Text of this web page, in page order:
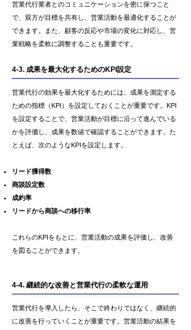
営業代行業者とのコミュニケーションを密に保つこと
で、双方が目標を共有し、営業活動を最適化することが
できます。また、顧客の反応や市場の変化に対応し、営
業戦略を柔軟に調整することも重要です。
4-3. 成果を最大化するためのKPI設定
営業代行の効果を最大化するためには、成果を測定する
ための指標（KPI）を設定しておくことが重要です。KPI
を設定することで、営業活動が目標に沿って進んでいる
かを評価し、成果を数値で確認することができます。た
とえば、次のようなKPIを設定します。
リード獲得数
商談設定数
成約率
リードから商談への移行率
これらのKPIをもとに、営業活動の成果を評価し、改善
を図ることができます。
4-4. 継続的な改善と営業代行の柔軟な運用
営業代行を導入したら、そこで終わりではなく、継続的
に改善を行っていくことが重要です。営業活動の結果を